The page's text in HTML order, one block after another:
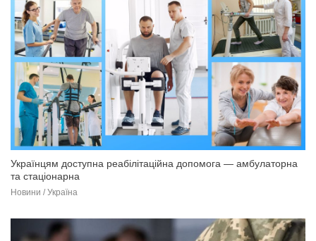
Українцям доступна реабілітаційна допомога — амбулаторна
та стаціонарна
Новини / Україна